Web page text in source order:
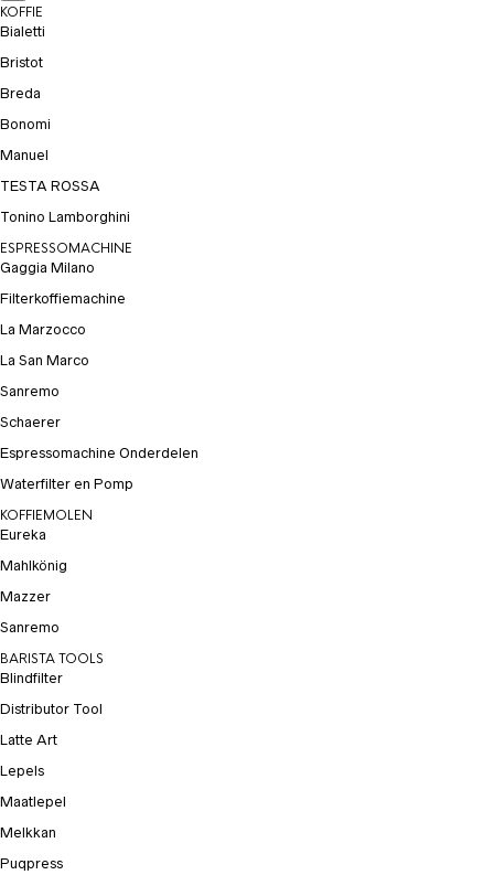
KOFFIE
Bialetti
Bristot
Breda
Bonomi
Manuel
TESTA ROSSA
Tonino Lamborghini
ESPRESSOMACHINE
Gaggia Milano
Filterkoffiemachine
La Marzocco
La San Marco
Sanremo
Schaerer
Espressomachine Onderdelen
Waterfilter en Pomp
KOFFIEMOLEN
Eureka
Mahlkönig
Mazzer
Sanremo
BARISTA TOOLS
Blindfilter
Distributor Tool
Latte Art
Lepels
Maatlepel
Melkkan
Puqpress